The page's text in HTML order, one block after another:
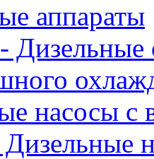
аппараты
Дизельные
насосы